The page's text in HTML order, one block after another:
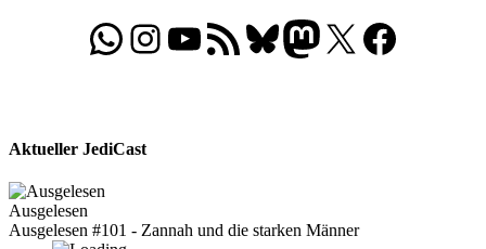
WhatsApp
Folgt uns auf Instagram
Besucht unseren YouTube-Kanal
RSS-FeedBluesky
Folgt uns auf Mastodon
X Folgt uns auf
Aktueller JediCast
Ausgelesen
Ausgelesen #101 - Zannah und die starken Männer